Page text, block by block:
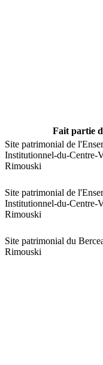
Fait partie
Site patrimonial de
Institutionnel-du-Centre-
Rimouski
Site patrimonial de
Institutionnel-du-Centre-
Rimouski
Site patrimonial du
Rimouski